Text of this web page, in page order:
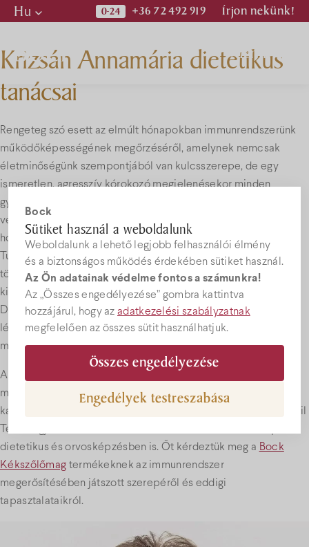
Bock
Sütiket használ a weboldalunk
Weboldalunk a lehető legjobb felhasználói élmény
és a biztonságos működés érdekében sütiket használ.
Az Ön adatainak védelme fontos a számunkra!
Az „Összes engedélyezése” gombra kattintva
hozzájárul, hogy azadatkezelési szabályzatnak
megfelelően az összes sütit használhatjuk.
Összes engedélyezése
Engedélyek testreszabása
En
De
Hu +36 72 492 919 Írjon nekünk!
Menü
Krizsán Annamária dietetikus
tanácsai
Rengeteg szó esett az elmúlt hónapokban immunrendszerünk
működőképességének megőrzéséről, amelynek nemcsak
életminőségünk szempontjából van kulcsszerepe, de egy
ismeretlen, agresszív kórokozó megjelenésekor minden
gyógyszernél vagy gyógyászati eljárásnál hatékonyabb
védelmet tud biztosítani számunkra. Már többször írtunk arról,
hogy aBock Kékszőlőmag termékcsalád kifejlesztése a Pécsi
Tudományegyetem szakembereinek a közreműködésével
történt, de ezen felül a villányi kékszőlőmagos táplálék-
kiegészítőket már a gyakorlatban is használják az egyetem
Dietetikai Ambulanciáján és Tankonyháján, amelynek
létrehozásában Krizsán Annamária dietetikusnak is
meghatározó szerepe volt 2016-ban.
Annamária legfőbb szakterülete a szív- és érrendszeri
megbetegedések, érelmeszesedés, magas vérzsír szint,
kardiológiai rizikócsökkentés. A Pécsi Egyetem Táplálási Mobil
Team tagja, valamint szakmai mentorként részt vesz az ápoló,
dietetikus és orvosképzésben is. Őt kérdeztük meg a Bock
Kékszőlőmag termékeknek az immunrendszer
megerősítésében játszott szerepéről és eddigi
tapasztalataikról.
Kiadványok
Hírek
Állásajánlatok